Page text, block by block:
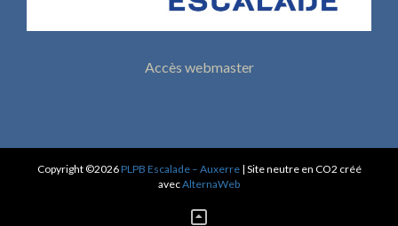
Accès webmaster
Copyright ©2026PLPB Escalade – Auxerre | Site neutre en CO2 créé
avecAlternaWeb